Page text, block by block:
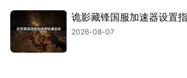
诡影藏锋国服加速器设置指
2026-08-07